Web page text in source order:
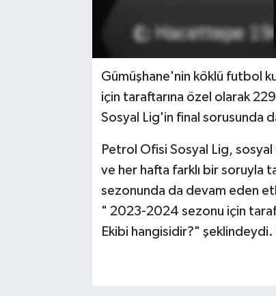
Gümüşhane'nin köklü futbol
için taraftarına özel olarak
Sosyal Lig'in final sorusunda
Petrol Ofisi Sosyal Lig,
ve her hafta farklı bir soruyla
sezonunda da devam eden
" 2023-2024 sezonu için
Ekibi hangisidir?"